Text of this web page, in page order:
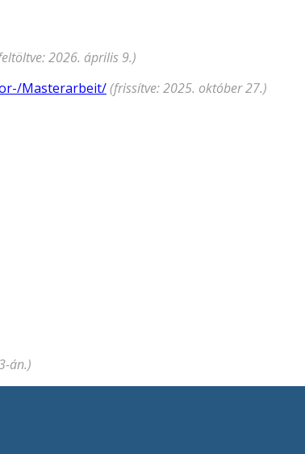
2026. április 9.)
Masterarbeit/(frissítve: 2025. október 27.)
án.)